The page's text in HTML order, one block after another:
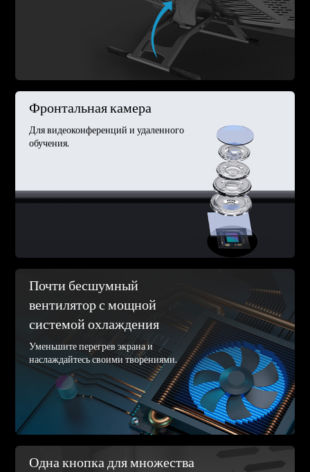
Фронтальная камера
Для видеоконференций и удаленного
обучения.
Почти бесшумный
вентилятор с мощной
системой охлаждения
Уменьшите перегрев экрана и
наслаждайтесь своими творениями.
Одна кнопка для множества